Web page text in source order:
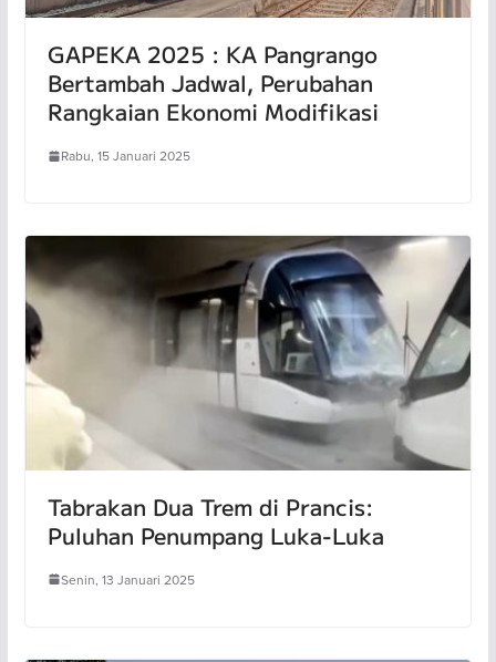
GAPEKA 2025 : KA Pangrango
Bertambah Jadwal, Perubahan
Rangkaian Ekonomi Modifikasi
Rabu, 15 Januari 2025
Tabrakan Dua Trem di Prancis:
Puluhan Penumpang Luka-Luka
Senin, 13 Januari 2025